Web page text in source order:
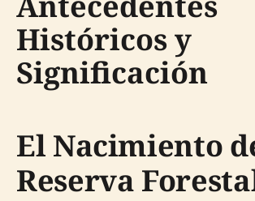
Históricos y
Significación
El Nacimiento
Reserva